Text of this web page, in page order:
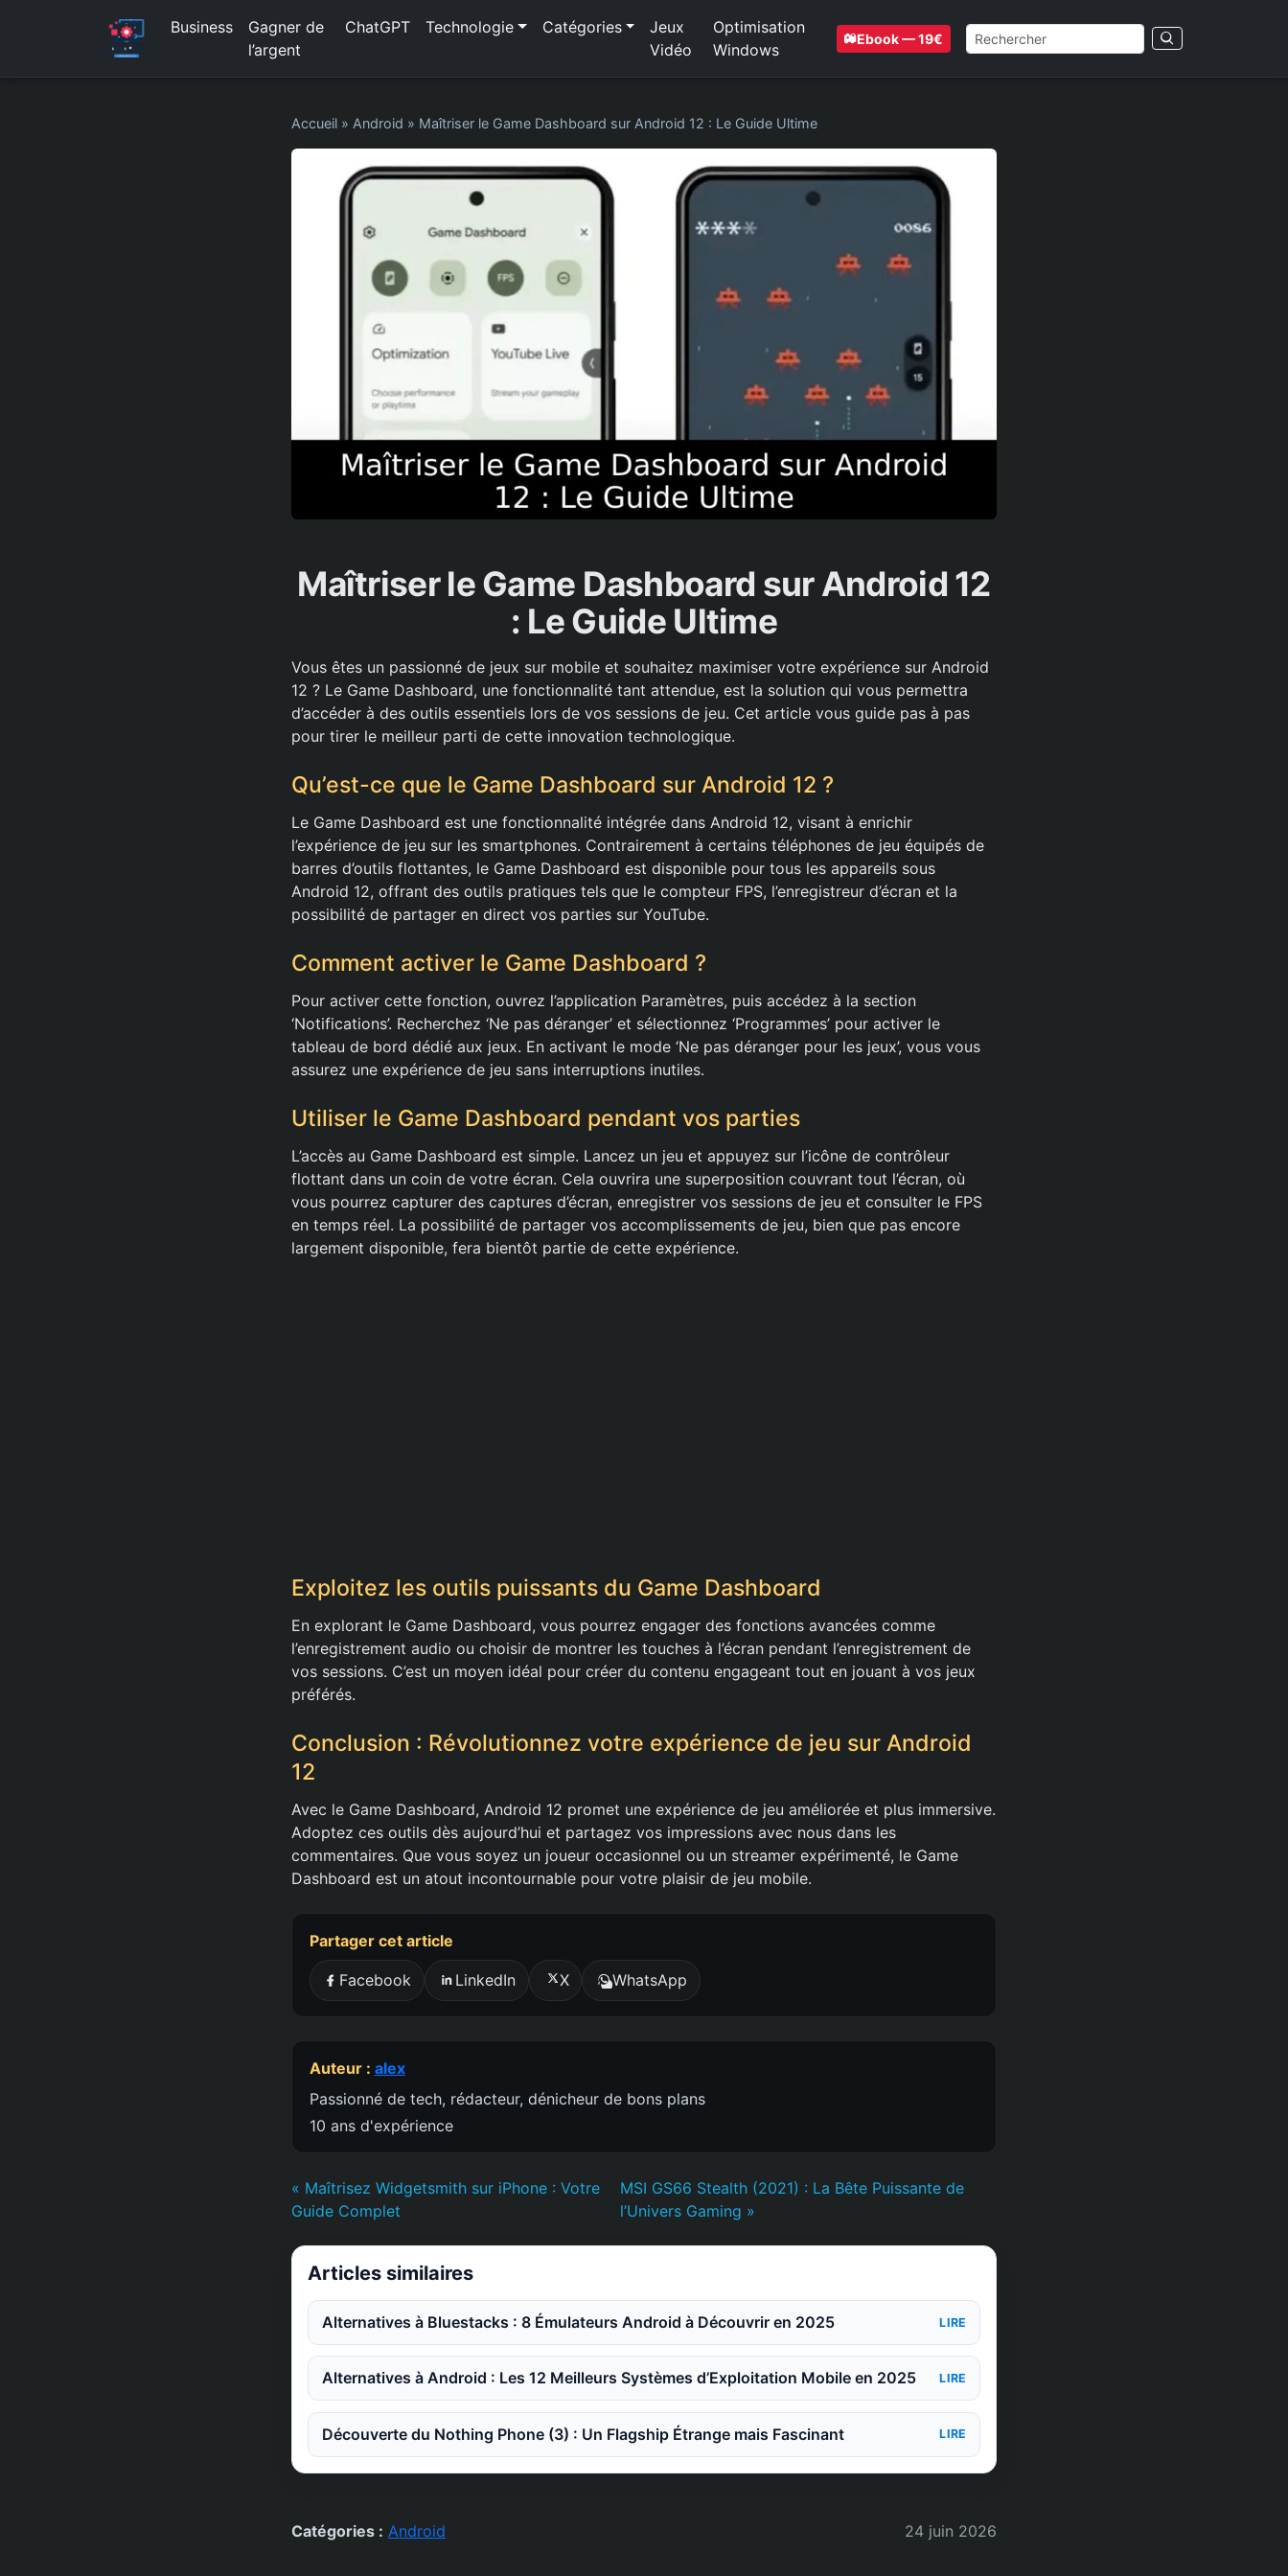
Business
Gagner de
l’argent
ChatGPT Technologie Catégories
Jeux
Vidéo
Optimisation
Windows
Ebook — 19€
Accueil » Android » Maîtriser le Game Dashboard sur Android 12 : Le Guide Ultime
Maîtriser le Game Dashboard sur Android 12
: Le Guide Ultime
Vous êtes un passionné de jeux sur mobile et souhaitez maximiser votre expérience sur Android
12 ? Le Game Dashboard, une fonctionnalité tant attendue, est la solution qui vous permettra
d’accéder à des outils essentiels lors de vos sessions de jeu. Cet article vous guide pas à pas
pour tirer le meilleur parti de cette innovation technologique.
Qu’est-ce que le Game Dashboard sur Android 12 ?
Le Game Dashboard est une fonctionnalité intégrée dans Android 12, visant à enrichir
l’expérience de jeu sur les smartphones. Contrairement à certains téléphones de jeu équipés de
barres d’outils flottantes, le Game Dashboard est disponible pour tous les appareils sous
Android 12, offrant des outils pratiques tels que le compteur FPS, l’enregistreur d’écran et la
possibilité de partager en direct vos parties sur YouTube.
Comment activer le Game Dashboard ?
Pour activer cette fonction, ouvrez l’application Paramètres, puis accédez à la section
‘Notifications’. Recherchez ‘Ne pas déranger’ et sélectionnez ‘Programmes’ pour activer le
tableau de bord dédié aux jeux. En activant le mode ‘Ne pas déranger pour les jeux’, vous vous
assurez une expérience de jeu sans interruptions inutiles.
Utiliser le Game Dashboard pendant vos parties
L’accès au Game Dashboard est simple. Lancez un jeu et appuyez sur l’icône de contrôleur
flottant dans un coin de votre écran. Cela ouvrira une superposition couvrant tout l’écran, où
vous pourrez capturer des captures d’écran, enregistrer vos sessions de jeu et consulter le FPS
en temps réel. La possibilité de partager vos accomplissements de jeu, bien que pas encore
largement disponible, fera bientôt partie de cette expérience.
Exploitez les outils puissants du Game Dashboard
En explorant le Game Dashboard, vous pourrez engager des fonctions avancées comme
l’enregistrement audio ou choisir de montrer les touches à l’écran pendant l’enregistrement de
vos sessions. C’est un moyen idéal pour créer du contenu engageant tout en jouant à vos jeux
préférés.
Conclusion : Révolutionnez votre expérience de jeu sur Android
12
Avec le Game Dashboard, Android 12 promet une expérience de jeu améliorée et plus immersive.
Adoptez ces outils dès aujourd’hui et partagez vos impressions avec nous dans les
commentaires. Que vous soyez un joueur occasionnel ou un streamer expérimenté, le Game
Dashboard est un atout incontournable pour votre plaisir de jeu mobile.
Partager cet article
Facebook LinkedIn X WhatsApp
Auteur : alex
Passionné de tech, rédacteur, dénicheur de bons plans
10 ans d'expérience
« Maîtrisez Widgetsmith sur iPhone : Votre
Guide Complet
MSI GS66 Stealth (2021) : La Bête Puissante de
l’Univers Gaming »
Articles similaires
Alternatives à Bluestacks : 8 Émulateurs Android à Découvrir en 2025 LIRE
Alternatives à Android : Les 12 Meilleurs Systèmes d’Exploitation Mobile en 2025 LIRE
Découverte du Nothing Phone (3) : Un Flagship Étrange mais Fascinant LIRE
Catégories : Android 24 juin 2026